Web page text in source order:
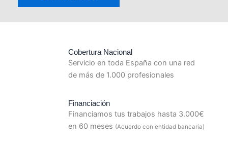
Cobertura Nacional
Servicio en toda España con una red
de más de 1.000 profesionales
Financiación
Financiamos tus trabajos hasta 3.000€
en 60 meses (Acuerdo con entidad bancaria)